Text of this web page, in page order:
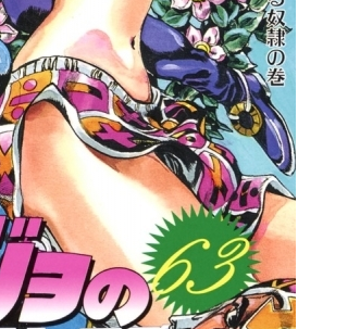
TVアニメ『戦隊大失格』
radio 大直会 2nd season
ハイキュー!! 烏